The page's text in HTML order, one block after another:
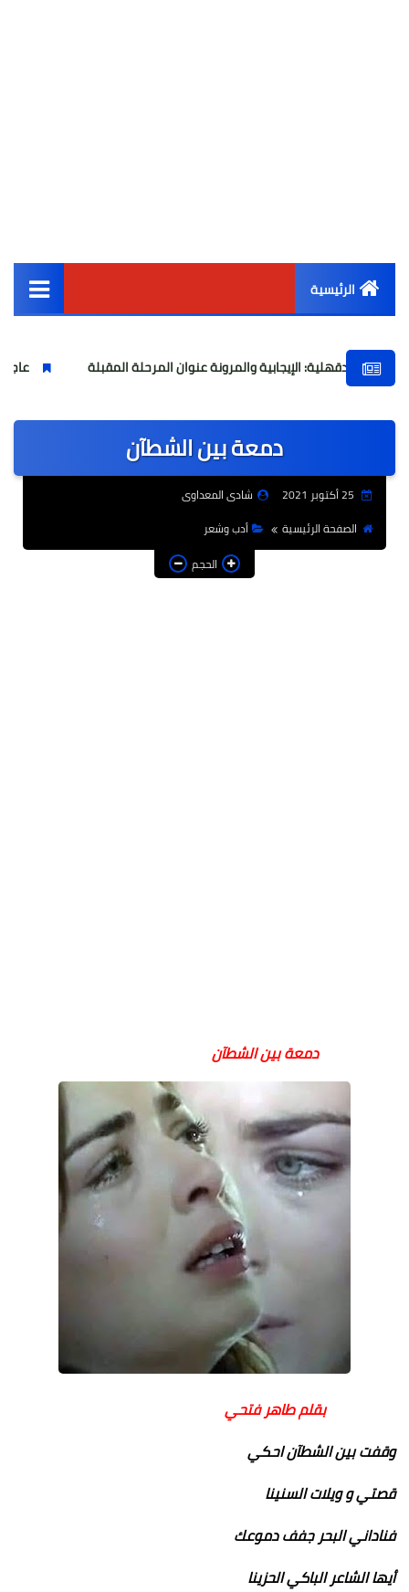
الرئيسية
أخبار مصر
عالمى
الرياضة
فن
الإيجابية والمرونة عنوان المرحلة المقبلة عاجل بشرى ساره
دمعة بين الشطآن
شادى المعداوى
الصفحة الرئيسية
أدب وشعر
الحجم
دمعة بين الشطآن
بقلم طاهر فتحي
وقفت بين الشطآن احكي
قصتي و ويلات السنينا
فناداني البحر جفف دموعك
أيها الشاعر الباكي الحزينا